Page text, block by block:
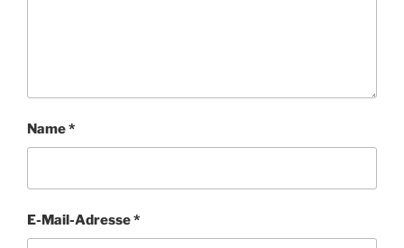
Name*
E-Mail-Adresse*